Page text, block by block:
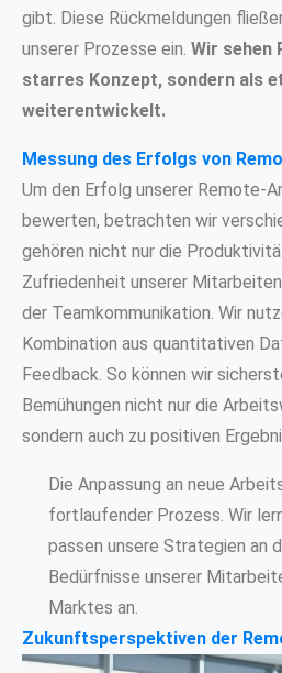
gibt. Diese Rückmeldungen
unserer Prozesse ein. Wir sehen
starres Konzept, sondern als
weiterentwickelt.
Messung des Erfolgs von
Um den Erfolg unserer Remote-
bewerten, betrachten wir
gehören nicht nur die
Zufriedenheit unserer
der Teamkommunikation. Wir
Kombination aus quantitativen
Feedback. So können wir
Bemühungen nicht nur die
sondern auch zu positiven
Die Anpassung an neue
fortlaufender Prozess. Wir
passen unsere Strategien an
Bedürfnisse unserer
Marktes an.
Zukunftsperspektiven der